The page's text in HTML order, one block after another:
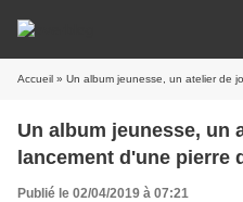
Accueil » Un album jeunesse, un atelier de
Un album jeunesse, un
lancement d'une pierre
Publié le 02/04/2019 à 07:21